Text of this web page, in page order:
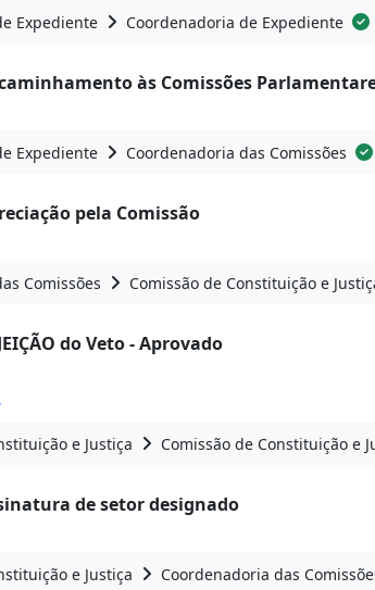
Expediente
Coordenadoria de Expediente
às Comissões
Expediente
Coordenadoria das Comissões
pela Comissão
Comissões
Comissão de Constituição e
do Veto - Aprovado
e Justiça
Comissão de Constituição e
de setor designado
e Justiça
Coordenadoria das